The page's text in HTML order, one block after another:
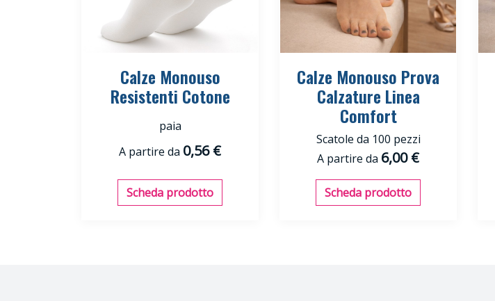
Calze Monouso
Resistenti Cotone
paia
A partire da 0,56 €
Scheda prodotto
Calze Monouso Prova
Calzature Linea
Comfort
Scatole da 100 pezzi
A partire da 6,00 €
Scheda prodotto